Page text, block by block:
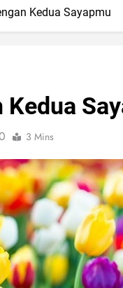
Kedua Sayapmu
Kedua
3 Mins